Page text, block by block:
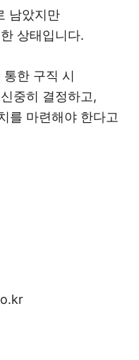
남았지만
상태입니다.
한 구직 시
중히 결정하고,
를 마련해야 한다고